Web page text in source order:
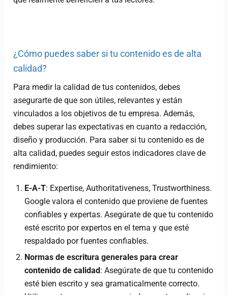
¿Cómo puedes saber si tu contenido es de alta
calidad?
Para medir la calidad de tus contenidos, debes
asegurarte de que son útiles, relevantes y están
vinculados a los objetivos de tu empresa. Además,
debes superar las expectativas en cuanto a redacción,
diseño y producción. Para saber si tu contenido es de
alta calidad, puedes seguir estos indicadores clave de
rendimiento:
E-A-T: Expertise, Authoritativeness, Trustworthiness.
Google valora el contenido que proviene de fuentes
confiables y expertas. Asegúrate de que tu contenido
esté escrito por expertos en el tema y que esté
respaldado por fuentes confiables.
Normas de escritura generales para crear
contenido de calidad: Asegúrate de que tu contenido
esté bien escrito y sea gramaticalmente correcto.